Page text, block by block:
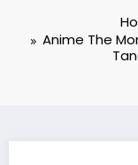
Anime The